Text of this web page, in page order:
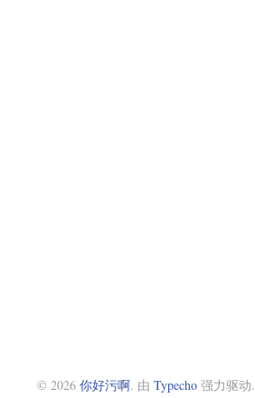
© 2026 你好污啊. 由 Typecho强力驱动.